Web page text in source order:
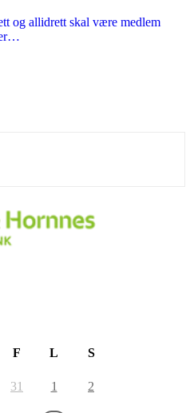
og allidrett skal være medlem
F L S
31 1 2